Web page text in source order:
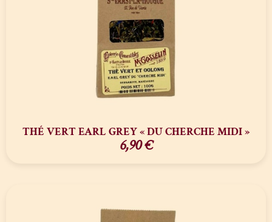
THÉ VERT EARL GREY « DU CHERCHE MIDI »
6,90€